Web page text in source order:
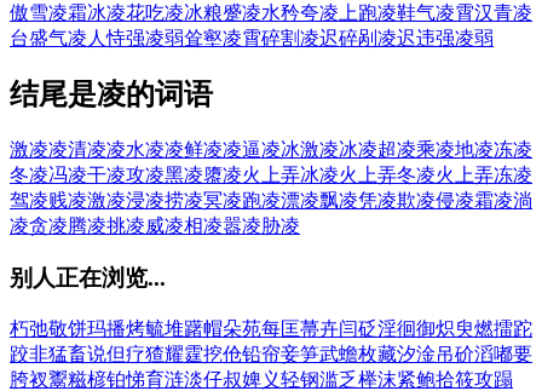
傲雪凌霜冰凌花吃凌冰粮蹙凌水矜夸凌上跑凌鞋气凌霄汉青凌
台盛气凌人恃强凌弱耸壑凌霄碎割凌迟碎剐凌迟违强凌弱
结尾是凌的词语
激凌凌清凌凌水凌凌鲜凌凌逼凌冰激凌冰凌超凌乘凌地凌冻凌
冬凌冯凌干凌攻凌黑凌隳凌火上弄冰凌火上弄冬凌火上弄冻凌
驾凌贱凌激凌浸凌捞凌冥凌跑凌漂凌飘凌凭凌欺凌侵凌霜凌淌
凌贪凌腾凌挑凌威凌相凌嚣凌胁凌
别人正在浏览...
朽弛敬饼玛播烤毓堆躇帽朵苑每匡菷卉闫砭淫徊御炽臾燃擂跎
跤非猛畜说但疗猹耀霆挖伧铅帘妾笋武蟾枚藏汐淦吊砎滔嘟要
胯衩鬻糍楌铂悌育涟淡仔叔婢义轻钢滥乏榉沫紧鲍拾筱攻蹋